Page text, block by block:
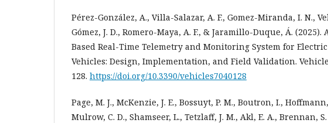
Pérez-González, A., Villa-Salazar, A. F., Gomez-Miranda, I. N.,
Gómez, J. D., Romero-Maya, A. F., & Jaramillo-Duque, Á. (2025).
Based Real-Time Telemetry and Monitoring System for
Vehicles: Design, Implementation, and Field Validation.
128. https://doi.org/10.3390/vehicles7040128
Page, M. J., McKenzie, J. E., Bossuyt, P. M., Boutron, I., Hoffmann,
Mulrow, C. D., Shamseer, L., Tetzlaff, J. M., Akl, E. A., Brennan, S.